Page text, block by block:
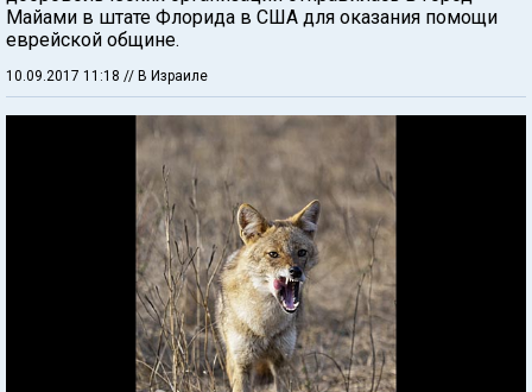
Майами в штате Флорида в США для оказания помощи
еврейской общине.
10.09.2017 11:18 // В Израиле